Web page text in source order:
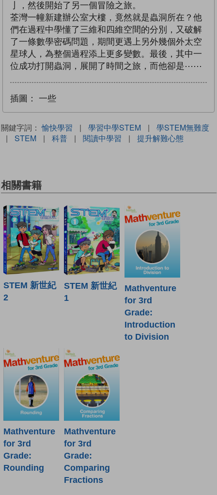
亅，然後開始了另一個冒險之旅。
荃灣一幢新建辦公室大樓，竟然就是蟲洞所在？他
們在過程中學懂了三維和四維空間的分別，又破解
了一條數學密碼問題，期間更遇上另外幾個外太空
星球人，為整個過程添上更多變數。最後，其中一
位成功打開蟲洞，展開了時間之旅，而他卻是⋯⋯
插圖： 一些
關鍵字詞：愉快學習 | 學習中學STEM |
學STEM無難度
|
STEM | 科普 | 閱讀中學習 | 提升解難心態
相關書籍
STEM 新世紀
2
STEM 新世紀
1
Mathventure
for 3rd
Grade:
Introduction
to Division
Mathventure
for 3rd
Grade:
Rounding
Mathventure
for 3rd
Grade:
Comparing
Fractions